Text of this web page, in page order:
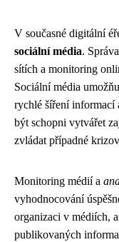
V současné digitální
sociální média.
sítích a monitoring
Sociální média
rychlé šíření informací
být schopni vytvářet
zvládat případné
Monitoring médií a
vyhodnocování
organizaci v médiích,
publikovaných